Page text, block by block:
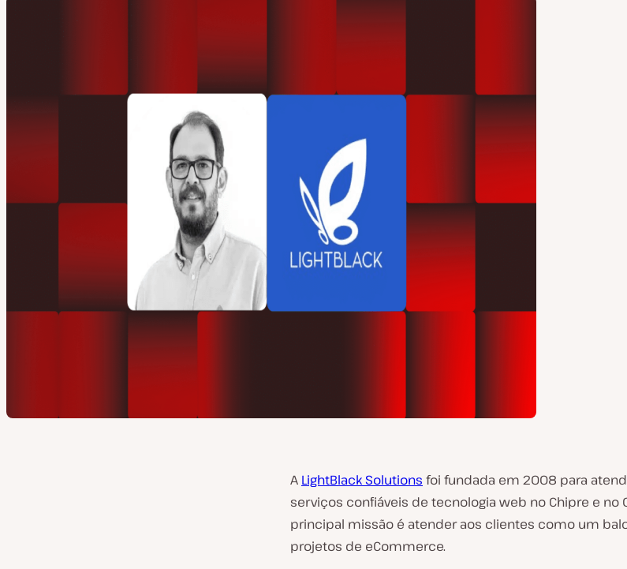
A LightBlack Solutions foi fundada em 2008 para
serviços confiáveis de tecnologia web no Chipre e no
principal missão é atender aos clientes como um
projetos de eCommerce.